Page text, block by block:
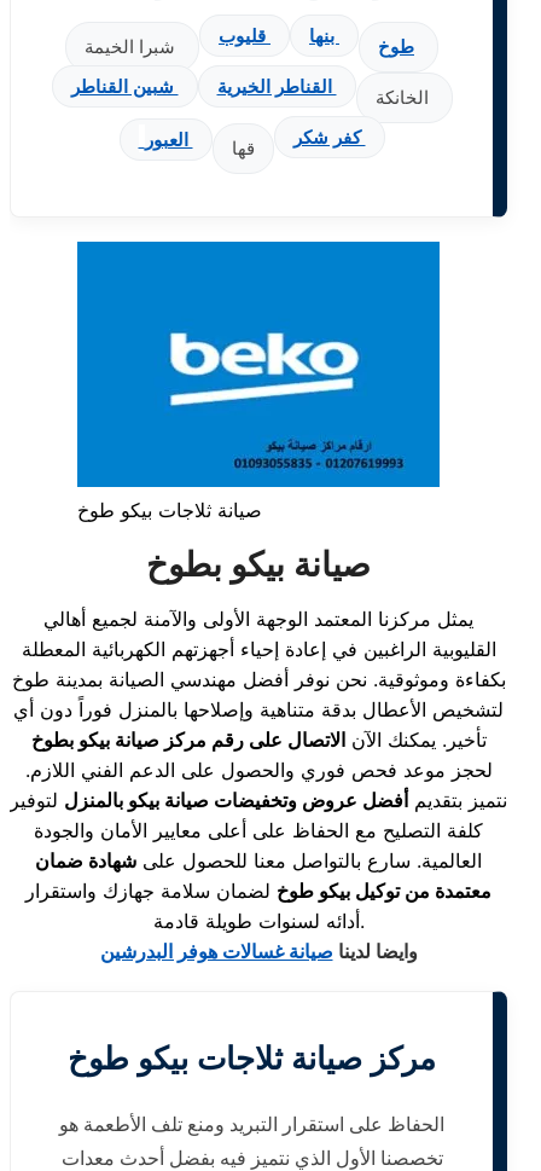
طوخ
بنها قليوب
شبرا الخيمة
الخانكة
القناطر الخيرية شبين القناطر
كفر شكر
قها العبور
صيانة ثلاجات بيكو طوخ
صيانة بيكو بطوخ
يمثل مركزنا المعتمد الوجهة الأولى والآمنة لجميع أهالي
القليوبية الراغبين في إعادة إحياء أجهزتهم الكهربائية المعطلة
بكفاءة وموثوقية. نحن نوفر أفضل مهندسي الصيانة بمدينة طوخ
لتشخيص الأعطال بدقة متناهية وإصلاحها بالمنزل فوراً دون أي
تأخير. يمكنك الآنالاتصال على رقم مركز صيانة بيكو بطوخ
لحجز موعد فحص فوري والحصول على الدعم الفني اللازم.
نتميز بتقديم أفضل عروض وتخفيضات صيانة بيكو بالمنزل لتوفير
كلفة التصليح مع الحفاظ على أعلى معايير الأمان والجودة
العالمية. سارع بالتواصل معنا للحصول على شهادة ضمان
معتمدة من توكيل بيكو طوخ لضمان سلامة جهازك واستقرار
أدائه لسنوات طويلة قادمة.
وايضا لدينا صيانة غسالات هوفر البدرشين
مركز صيانة ثلاجات بيكو طوخ
الحفاظ على استقرار التبريد ومنع تلف الأطعمة هو
تخصصنا الأول الذي نتميز فيه بفضل أحدث معدات